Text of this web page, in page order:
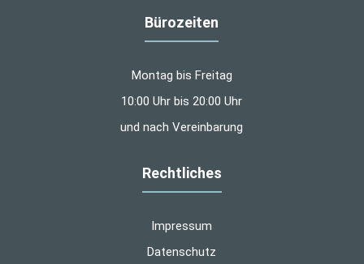
Bürozeiten
Montag bis Freitag
10:00 Uhr bis 20:00 Uhr
und nach Vereinbarung
Rechtliches
Impressum
Datenschutz